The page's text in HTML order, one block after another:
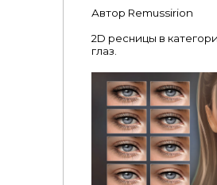
Автор Remussirion
2D ресницы в
глаз.